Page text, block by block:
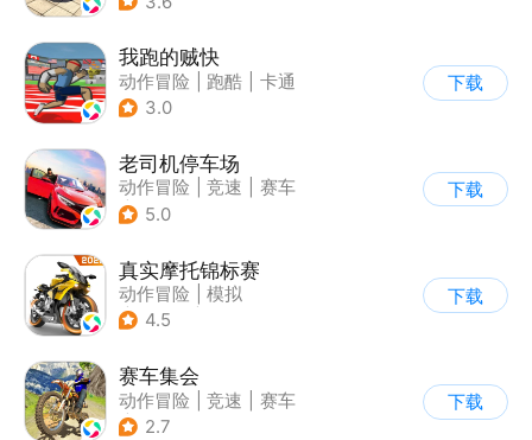
我跑的贼快
动作冒险 跑酷
卡通
3.0
下载
老司机停车场
动作冒险 竞速
赛车
| 写实
5.0
下载
真实摩托锦标赛
动作冒险
模拟
| 摩托车
4.5
下载
赛车集会
动作冒险 竞速
赛车
| 写实
2.7
下载